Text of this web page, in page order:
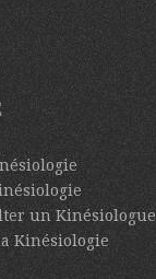
un Kinésiologue
Kinésiologie